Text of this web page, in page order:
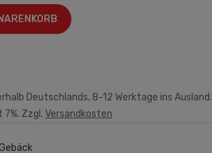
Deutschlands, 8-12 Werktage ins Ausland.
Zzgl. Versandkosten